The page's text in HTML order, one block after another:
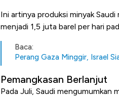
Ini artinya produksi minyak
menjadi 1,5 juta barel per hari
Baca:
Perang Gaza Minggir, Israel
Pemangkasan Berlanjut
Pada Juli, Saudi mengumumkan